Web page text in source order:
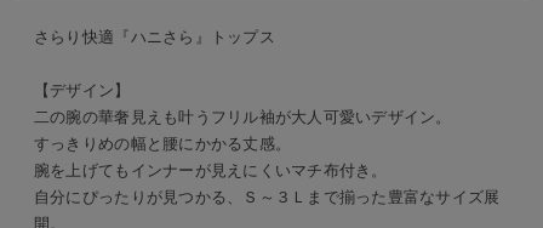
さらり快適『ハニさら』トップス
【デザイン】
二の腕の華奢見えも叶うフリル袖が大人可愛いデザイン。
すっきりめの幅と腰にかかる丈感。
腕を上げてもインナーが見えにくいマチ布付き。
自分にぴったりが見つかる、Ｓ～３Ｌまで揃った豊富なサイズ展
開。